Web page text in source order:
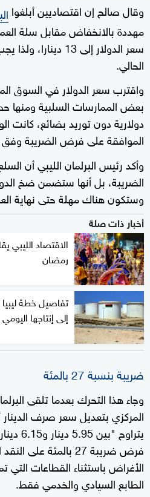
وقال صالح إن اقتصاديين أبلغوا
مهددة بالانخفاض مقابل سلة
سعر الدولار إلى
الحالي.
بعض الممارسات السلبية ومنها
دولارية دون توريد بضائع، كانت
الموافقة على فرض الضريبة
وأكد رئيس البرلمان الليبي أن
الضريبة، بل أنها ستضمن ضخ
وستكون هناك مهلة حتى نهاية
أخبار ذات صلة
الاقتصاد الليبي
رمضان
إلى إنتاجها اليومي
ضريبة بنسبة 27 بالمئة
وجاء هذا التحرك بعدما تلقى
المركزي بتعديل سعر صرف الدينار
يتراوح
فرض ضريبة 27 بالمئة
الأغراض باستثناء القطاعات التي
الطابع السيادي والخدمي فقط.